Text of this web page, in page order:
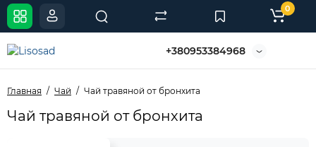
+380953384968
0
Главная Чай Чай травяной от бронхита
Чай травяной от бронхита